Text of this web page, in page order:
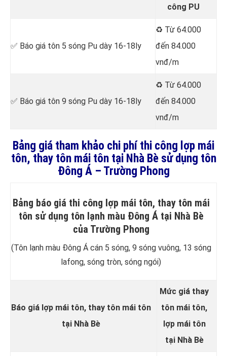
công PU
✅ Báo giá tôn 5 sóng Pu dày 16-18ly
♻️ Từ 64.000
đến 84.000
vnđ/m
✅ Báo giá tôn 9 sóng Pu dày 16-18ly
♻️ Từ 64.000
đến 84.000
vnđ/m
Bảng giá tham khảo chi phí thi công lợp mái
tôn, thay tôn mái tôn tại Nhà Bè sử dụng tôn
Đông Á – Trường Phong
Bảng báo giá thi công lợp mái tôn, thay tôn mái
tôn sử dụng tôn lạnh màu Đông Á tại Nhà Bè
của Trường Phong
(Tôn lạnh màu Đông Á cán 5 sóng, 9 sóng vuông, 13 sóng
lafong, sóng tròn, sóng ngói)
Báo giá lợp mái tôn, thay tôn mái tôn
tại Nhà Bè
Mức giá thay
tôn mái tôn,
lợp mái tôn
tại Nhà Bè